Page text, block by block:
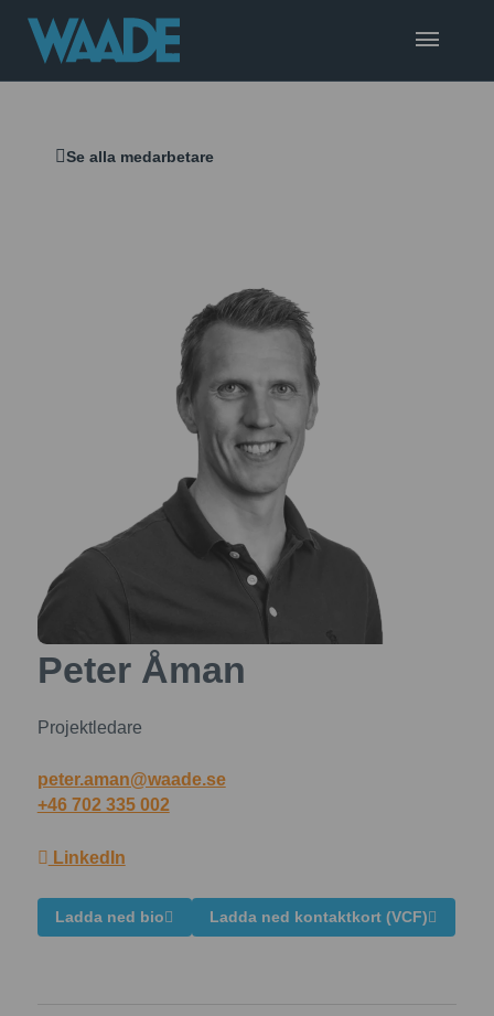
Se alla medarbetare
Peter Åman
Projektledare
peter.aman@waade.se
+46 702 335 002
LinkedIn
Ladda ned bio Ladda ned kontaktkort (VCF)